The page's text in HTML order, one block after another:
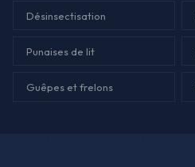
Désinsectisation
Punaises de lit
Guêpes et frelons